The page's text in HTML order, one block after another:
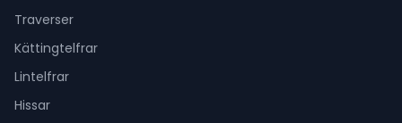
Traverser
Kättingtelfrar
Lintelfrar
Hissar